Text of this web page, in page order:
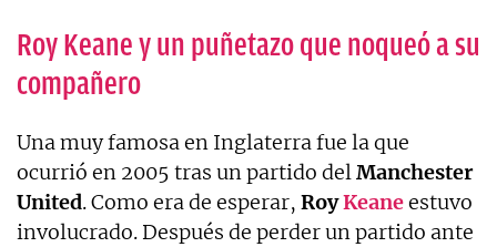
Roy Keane y un puñetazo que noqueó a su
compañero
Una muy famosa en Inglaterra fue la que
ocurrió en 2005 tras un partido delManchester
United. Como era de esperar, RoyKeaneestuvo
involucrado. Después de perder un partido ante